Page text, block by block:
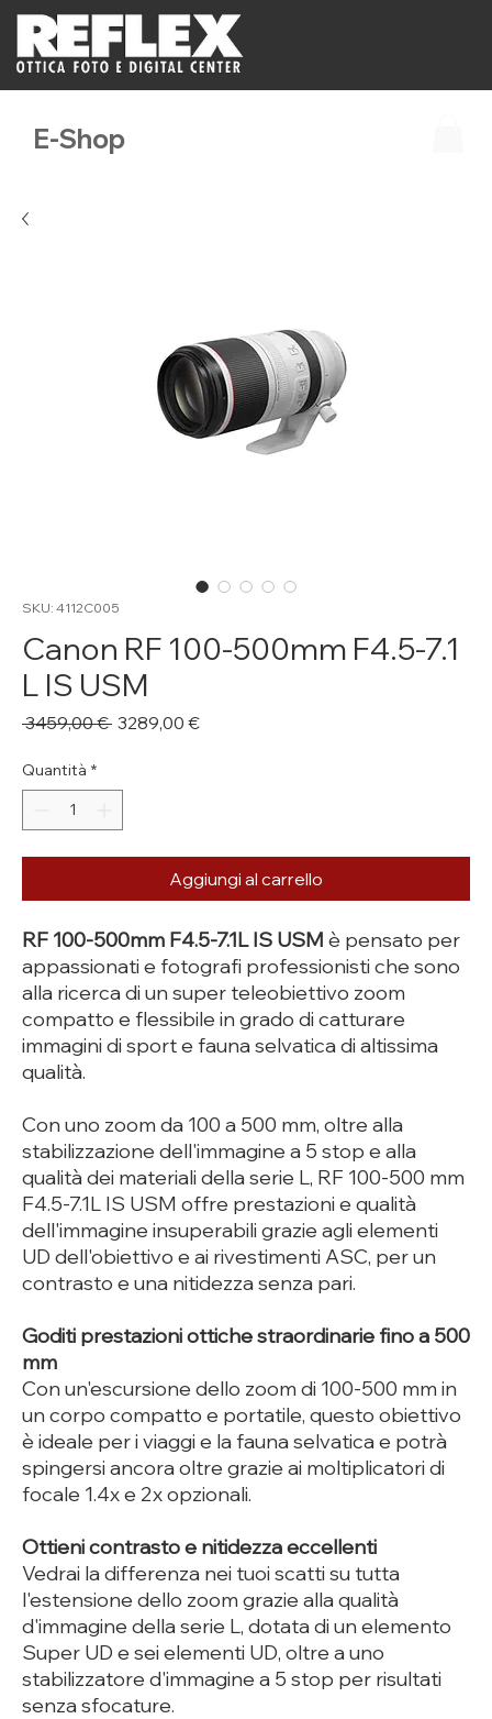
SKU: 4112C005
Canon RF 100-500mm F4.5-7.1
L IS USM
3459,00 € Prezzo
3289,00 €Prezzo
Quantità *
Aggiungi al carrello
RF 100-500mm F4.5-7.1L IS USM è pensato per
appassionati e fotografi professionisti che sono
alla ricerca di un super teleobiettivo zoom
compatto e flessibile in grado di catturare
immagini di sport e fauna selvatica di altissima
qualità.
Con uno zoom da 100 a 500 mm, oltre alla
stabilizzazione dell'immagine a 5 stop e alla
qualità dei materiali della serie L, RF 100-500 mm
F4.5-7.1L IS USM offre prestazioni e qualità
dell'immagine insuperabili grazie agli elementi
UD dell'obiettivo e ai rivestimenti ASC, per un
contrasto e una nitidezza senza pari.
Goditi prestazioni ottiche straordinarie fino a 500
mm
Con un'escursione dello zoom di 100-500 mm in
un corpo compatto e portatile, questo obiettivo
è ideale per i viaggi e la fauna selvatica e potrà
spingersi ancora oltre grazie ai moltiplicatori di
focale 1.4x e 2x opzionali.
Ottieni contrasto e nitidezza eccellenti
Vedrai la differenza nei tuoi scatti su tutta
l'estensione dello zoom grazie alla qualità
d'immagine della serie L, dotata di un elemento
Super UD e sei elementi UD, oltre a uno
stabilizzatore d'immagine a 5 stop per risultati
senza sfocature.
E-Shop